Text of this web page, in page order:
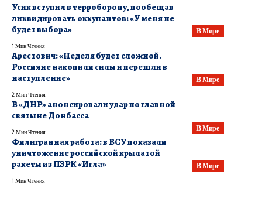
В Мире
Усик вступил в терроборону, пообещав
ликвидировать оккупантов: «У меня не
будет выбора»
1 Мин Чтения
В Мире
​Арестович: «Неделя будет сложной.
Россияне накопили силы и перешли в
наступление»
2 Мин Чтения
В Мире
​В «ДНР» анонсировали удар по главной
святыне Донбасса
2 Мин Чтения
В Мире
Филигранная работа: в ВСУ показали
уничтожение российской крылатой
ракеты из ПЗРК «Игла»
1 Мин Чтения